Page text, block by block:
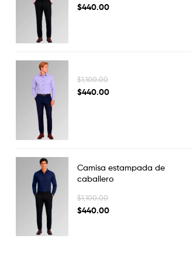
$440.00
$1,100.00
$440.00
Camisa estampada de
caballero
$1,100.00
$440.00